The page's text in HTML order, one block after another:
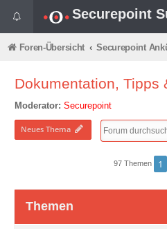
Securepoint
Foren-Übersicht
Dokumentation, Tipps
Moderator: Securepoint
Neues Thema
97 Themen 1
Themen